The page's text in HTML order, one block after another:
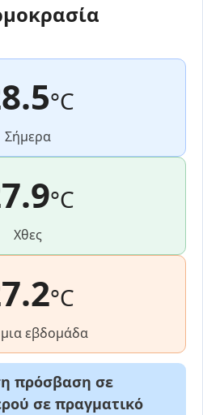
°C
Σήμερα
°C
Χθες
°C
εβδομάδα
πρόσβαση σε
σε πραγματικό